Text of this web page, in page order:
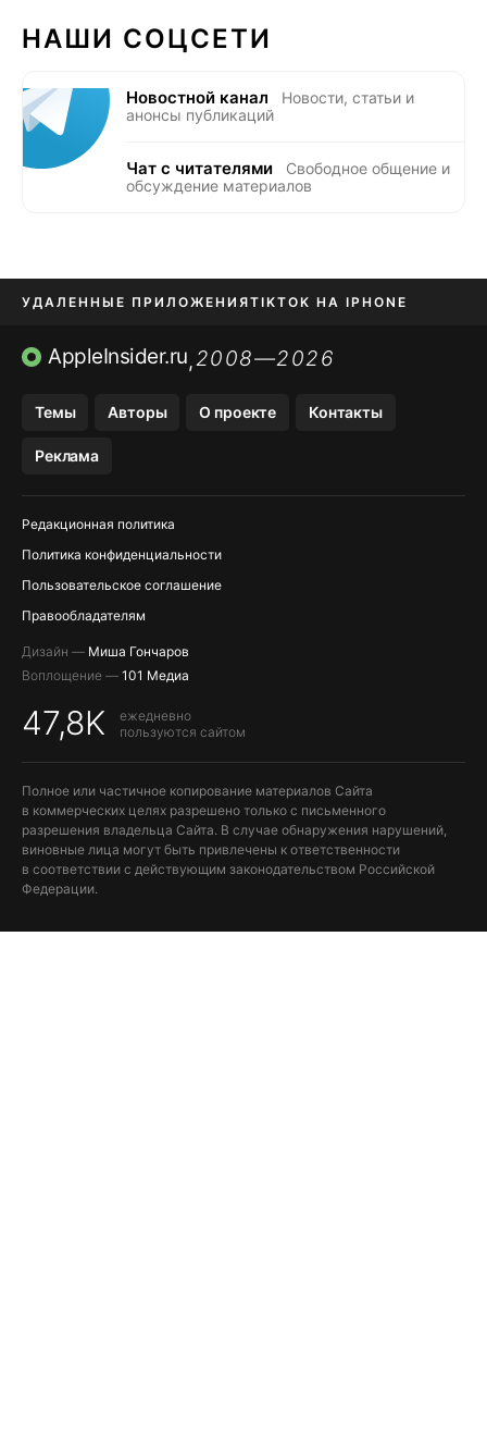
НАШИ СОЦСЕТИ
Новостной канал
Новости, статьи и
анонсы публикаций
Чат с читателями
Свободное общение и
обсуждение материалов
УДАЛЕННЫЕ ПРИЛОЖЕНИЯTIKTOK НА IPHONE
ПРИЛОЖЕНИЯ БЕЗ APP STORE
AppleInsider.ru,2008—2026
Темы Авторы О проекте Контакты
Реклама
Редакционная политика
Политика конфиденциальности
Пользовательское соглашение
Правообладателям
Дизайн — Миша Гончаров
Воплощение — 101 Медиа
47,8K
ежедневно
пользуются сайтом
Полное или частичное копирование материалов Сайта
в коммерческих целях разрешено только с письменного
разрешения владельца Сайта. В случае обнаружения нарушений,
виновные лица могут быть привлечены к ответственности
в соответствии с действующим законодательством Российской
Федерации.